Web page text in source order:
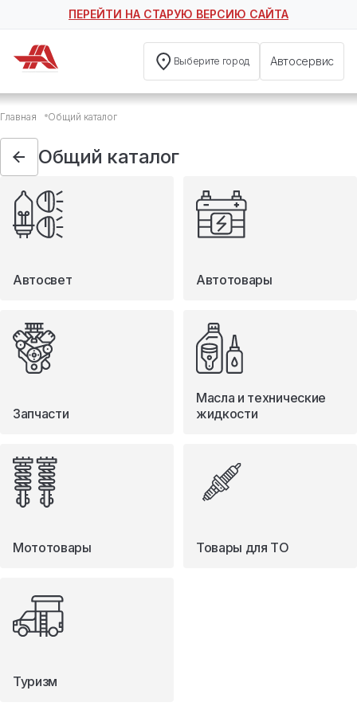
ПЕРЕЙТИ НА СТАРУЮ ВЕРСИЮ САЙТА
Выберите город Автосервис
Общий каталог
Автосвет
Автотовары
Запчасти
Масла и технические жидкости
Мототовары
Туризм
Главная Общий каталог
Общий каталог
Автосвет Автотовары
Запчасти
Масла и технические
жидкости
Мототовары Товары для ТО
Туризм